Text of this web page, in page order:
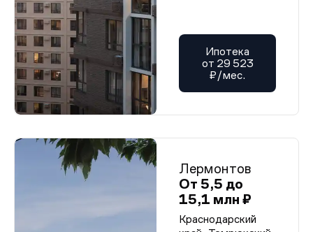
Ипотека
от 29 523
₽/мес.
Лермонтов
От 5,5 до
15,1 млн ₽
Краснодарский